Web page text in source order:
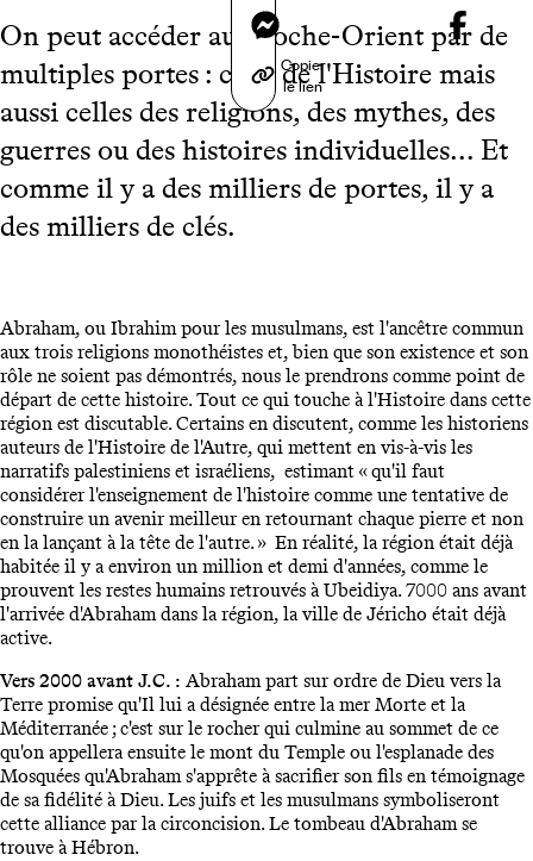
Messenger
Copier
le lien
On peut accéder au Proche-Orient par de
multiples portes : celle de l'Histoire mais
aussi celles des religions, des mythes, des
guerres ou des histoires individuelles... Et
comme il y a des milliers de portes, il y a
des milliers de clés.
Abraham, ou Ibrahim pour les musulmans, est l'ancêtre commun
aux trois religions monothéistes et, bien que son existence et son
rôle ne soient pas démontrés, nous le prendrons comme point de
départ de cette histoire. Tout ce qui touche à l'Histoire dans cette
région est discutable. Certains en discutent, comme les historiens
auteurs de l'Histoire de l'Autre, qui mettent en vis-à-vis les
narratifs palestiniens et israéliens, estimant « qu'il faut
considérer l'enseignement de l'histoire comme une tentative de
construire un avenir meilleur en retournant chaque pierre et non
en la lançant à la tête de l'autre. » En réalité, la région était déjà
habitée il y a environ un million et demi d'années, comme le
prouvent les restes humains retrouvés à Ubeidiya. 7000 ans avant
l'arrivée d'Abraham dans la région, la ville de Jéricho était déjà
active.
Vers 2000 avant J.C. : Abraham part sur ordre de Dieu vers la
Terre promise qu'Il lui a désignée entre la mer Morte et la
Méditerranée ; c'est sur le rocher qui culmine au sommet de ce
qu'on appellera ensuite le mont du Temple ou l'esplanade des
Mosquées qu'Abraham s'apprête à sacrifier son fils en témoignage
de sa fidélité à Dieu. Les juifs et les musulmans symboliseront
cette alliance par la circoncision. Le tombeau d'Abraham se
trouve à Hébron.